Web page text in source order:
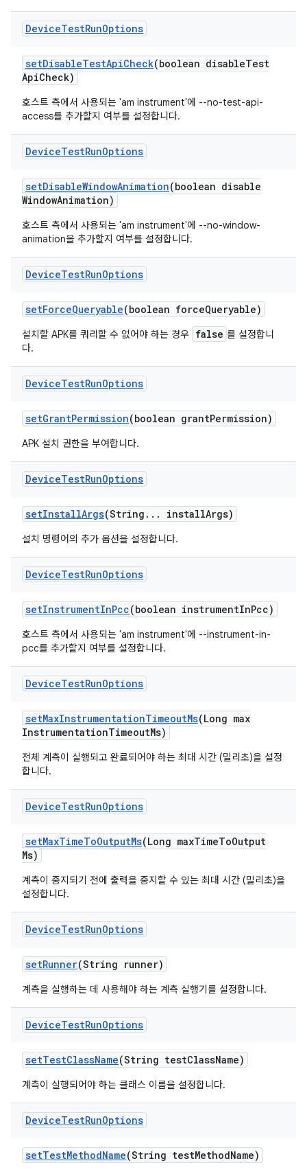
DeviceTestRunOptions
setDisableTestApiCheck(boolean disableTest
ApiCheck)
호스트 측에서 사용되는 'am instrument'에 --no-test-api-
access를 추가할지 여부를 설정합니다.
DeviceTestRunOptions
setDisableWindowAnimation(boolean disable
WindowAnimation)
호스트 측에서 사용되는 'am instrument'에 --no-window-
animation을 추가할지 여부를 설정합니다.
DeviceTestRunOptions
setForceQueryable(boolean forceQueryable)
설치할 APK를 쿼리할 수 없어야 하는 경우 false 를 설정합니
다.
DeviceTestRunOptions
setGrantPermission(boolean grantPermission)
APK 설치 권한을 부여합니다.
DeviceTestRunOptions
setInstallArgs(String . . . installArgs)
설치 명령어의 추가 옵션을 설정합니다.
DeviceTestRunOptions
setInstrumentInPcc(boolean instrumentInPcc)
호스트 측에서 사용되는 'am instrument'에 --instrument-in-
pcc를 추가할지 여부를 설정합니다.
DeviceTestRunOptions
setMaxInstrumentationTimeoutMs(Long max
InstrumentationTimeoutMs)
전체 계측이 실행되고 완료되어야 하는 최대 시간 (밀리초)을 설정
합니다.
DeviceTestRunOptions
setMaxTimeToOutputMs(Long maxTimeToOutput
Ms)
계측이 중지되기 전에 출력을 중지할 수 있는 최대 시간 (밀리초)을
설정합니다.
DeviceTestRunOptions
setRunner(String runner)
계측을 실행하는 데 사용해야 하는 계측 실행기를 설정합니다.
DeviceTestRunOptions
setTestClassName(String testClassName)
계측이 실행되어야 하는 클래스 이름을 설정합니다.
DeviceTestRunOptions
setTestMethodName(String testMethodName)